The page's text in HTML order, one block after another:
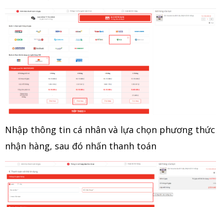
Nhập thông tin cá nhân và lựa chọn phương thức
nhận hàng, sau đó nhấn thanh toán